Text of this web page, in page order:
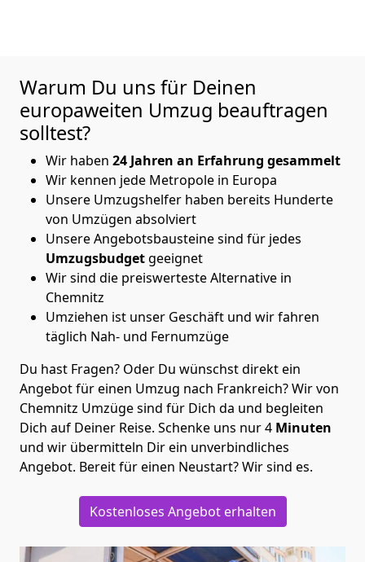
Warum Du uns für Deinen
europaweiten Umzug beauftragen
solltest?
Wir haben 24 Jahren an Erfahrung gesammelt
Wir kennen jede Metropole in Europa
Unsere Umzugshelfer haben bereits Hunderte
von Umzügen absolviert
Unsere Angebotsbausteine sind für jedes
Umzugsbudgetgeeignet
Wir sind die preiswerteste Alternative in
Chemnitz
Umziehen ist unser Geschäft und wir fahren
täglich Nah- und Fernumzüge
Du hast Fragen? Oder Du wünschst direkt ein
Angebot für einen Umzug nach Frankreich? Wir von
Chemnitz Umzügesind für Dich da und begleiten
Dich auf Deiner Reise. Schenke uns nur4 Minuten
und wir übermitteln Dir ein unverbindliches
Angebot. Bereit für einen Neustart? Wir sind es.
Kostenloses Angebot erhalten